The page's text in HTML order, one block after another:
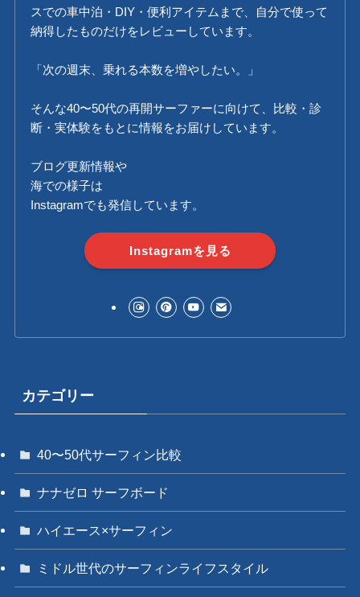
スでの車中泊・DIY・便利アイテムまで、自分で使って
納得したものだけをレビューしています。
「次の週末、乗れる本数を増やしたい。」
そんな40〜50代の再開サーファーに向けて、比較・診
断・実体験をもとに情報をお届けしています。
ブログ更新情報や
海での様子は
Instagramでも発信しています。
Instagramを見る
カテゴリー
40〜50代サーフィン比較
ナナゼロ サーフボード
ハイエース×サーフィン
ミドル世代のサーフィンライフスタイル